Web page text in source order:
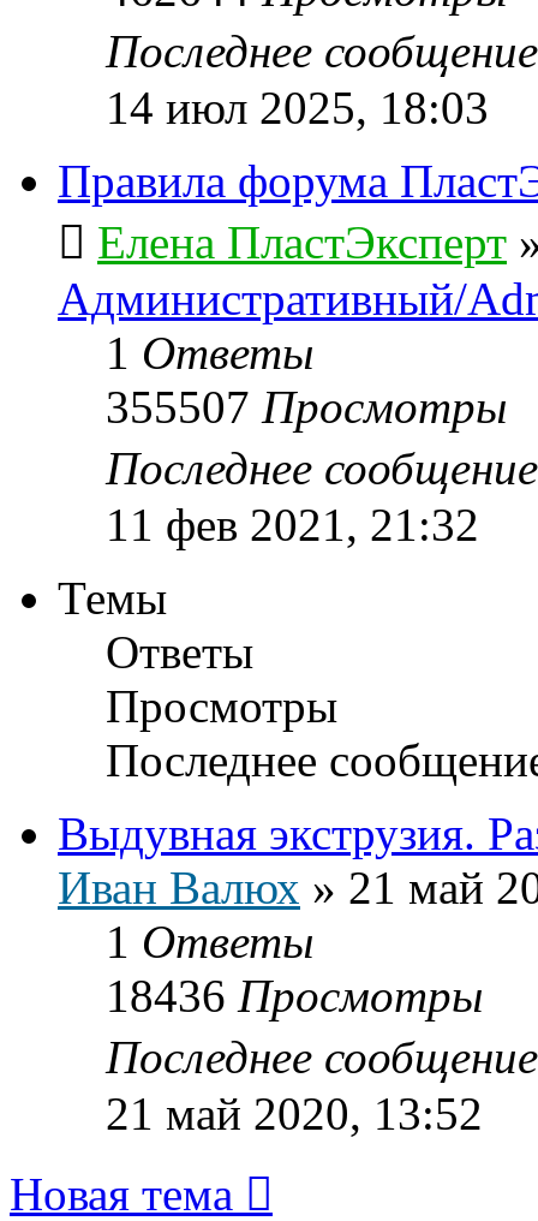
Последнее
14 июл 2025, 18:03
Правила форума
Елена ПластЭксперт
Административный/
1 Ответы
355507 Просмотры
Последнее
11 фев 2021, 21:32
Темы
Ответы
Просмотры
Последнее
Выдувная экструзия.
Иван Валюх » 21 май
1 Ответы
18436 Просмотры
Последнее
21 май 2020, 13:52
Новая тема